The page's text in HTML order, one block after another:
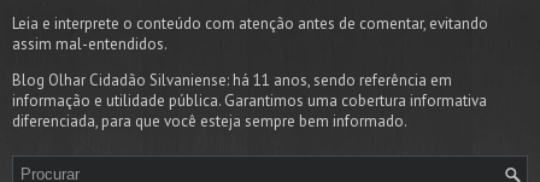
Leia e interprete o conteúdo com atenção antes de comentar, evitando
assim mal-entendidos.
Blog Olhar Cidadão Silvaniense: há 11 anos, sendo referência em
informação e utilidade pública. Garantimos uma cobertura informativa
diferenciada, para que você esteja sempre bem informado.